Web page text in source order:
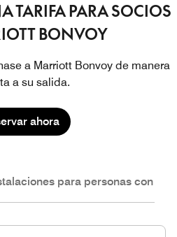
TARIFA PARA SOCIOS
BONVOY
a Marriott Bonvoy de manera
a su salida.
ahora
para personas con